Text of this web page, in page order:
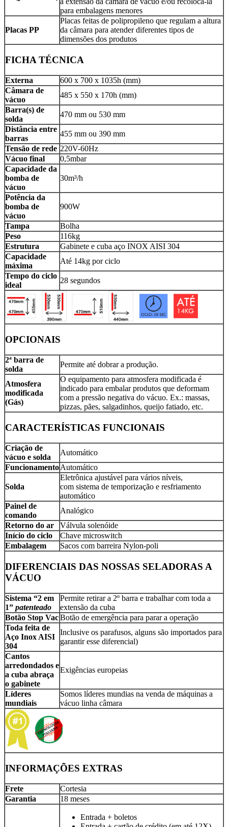
para embalagens menores
Placas PP
Placas feitas de polipropileno que regulam a altura
da câmara para atender diferentes tipos de
dimensões dos produtos
FICHA TÉCNICA
Externa
600 x 700 x 1035h (mm)
Câmara de
vácuo
485 x 550 x 170h (mm)
Barra(s) de
solda
470 mm ou 530 mm
Distância entre
barras
455 mm ou 390 mm
Tensão de rede 220V-60Hz
Vácuo final
0,5mbar
Capacidade da
bomba de
vácuo
30m³/h
Potência da
bomba de
vácuo
900W
Tampa
Bolha
Peso
116kg
Estrutura
Gabinete e cuba aço INOX AISI 304
Capacidade
máxima
Até 14kg por ciclo
Tempo do ciclo
ideal
28 segundos
OPCIONAIS
2ª barra de
solda
Permite até dobrar a produção.
Atmosfera
modificada
(Gás)
O equipamento para atmosfera modificada é
indicado para embalar produtos que deformam
com a pressão negativa do vácuo. Ex.: massas,
pizzas, pães, salgadinhos, queijo fatiado, etc.
CARACTERÍSTICAS FUNCIONAIS
Criação de
vácuo e solda
Automático
FuncionamentoAutomático
Solda
Eletrônica ajustável para vários níveis,
com sistema de temporização e resfriamento
automático
Painel de
comando
Analógico
Retorno do ar
Válvula solenóide
Início do ciclo
Chave microswitch
Embalagem
Sacos com barreira Nylon-poli
DIFERENCIAIS DAS NOSSAS SELADORAS A
VÁCUO
Sistema “2 em
1” patenteado
Permite retirar a 2º barra e trabalhar com toda a
extensão da cuba
Botão Stop VacBotão de emergência para parar a operação
Toda feita de
Aço Inox AISI
304
Inclusive os parafusos, alguns são importados para
garantir esse diferencial)
Cantos
arredondados e
a cuba abraça
o gabinete
Exigências europeias
Líderes
mundiais
Somos líderes mundias na venda de máquinas a
vácuo linha câmara
INFORMAÇÕES EXTRAS
Frete
Cortesia
Garantia
18 meses
Entrada + boletos